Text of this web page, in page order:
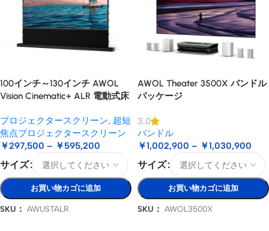
100インチ～130インチ AWOL
Vision Cinematic+ ALR 電動式床
プロジェクタースクリーン, 超短
焦点プロジェクタースクリーン
￥297,500 – ￥595,200
サイズ
お買い物カゴに追加
SKU： AWUSTALR
AWOL Theater 3500X バンドル
パッケージ
3.0
バンドル
￥1,002,900 – ￥1,030,900
サイズ
お買い物カゴに追加
SKU： AWOL3500X